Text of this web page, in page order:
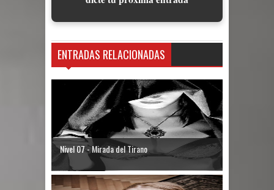
ENTRADAS RELACIONADAS
Nivel 07 - Mirada del Tirano